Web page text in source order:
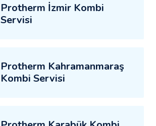
Protherm İzmir Kombi
Servisi
Protherm Kahramanmaraş
Kombi Servisi